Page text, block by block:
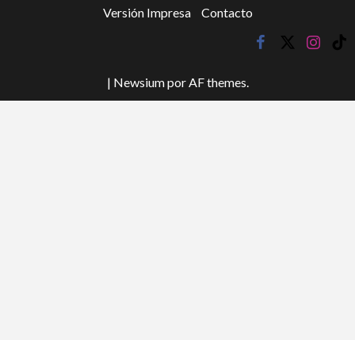
Versión Impresa
Contacto
facebook
twitter
tik
| Newsiumpor AF themes.